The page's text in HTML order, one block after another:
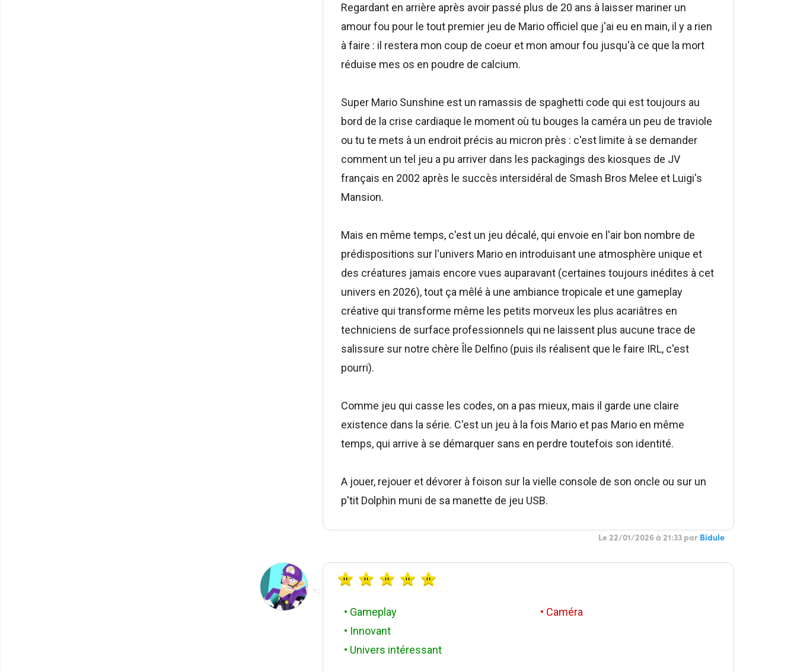
Regardant en arrière après avoir passé plus de 20 ans à laisser mariner un
amour fou pour le tout premier jeu de Mario officiel que j'ai eu en main, il y a rien
à faire : il restera mon coup de coeur et mon amour fou jusqu'à ce que la mort
réduise mes os en poudre de calcium.
Super Mario Sunshine est un ramassis de spaghetti code qui est toujours au
bord de la crise cardiaque le moment où tu bouges la caméra un peu de traviole
ou tu te mets à un endroit précis au micron près : c'est limite à se demander
comment un tel jeu a pu arriver dans les packagings des kiosques de JV
français en 2002 après le succès intersidéral de Smash Bros Melee et Luigi's
Mansion.
Mais en même temps, c'est un jeu décalé, qui envoie en l'air bon nombre de
prédispositions sur l'univers Mario en introduisant une atmosphère unique et
des créatures jamais encore vues auparavant (certaines toujours inédites à cet
univers en 2026), tout ça mêlé à une ambiance tropicale et une gameplay
créative qui transforme même les petits morveux les plus acariâtres en
techniciens de surface professionnels qui ne laissent plus aucune trace de
salissure sur notre chère Île Delfino (puis ils réalisent que le faire IRL, c'est
pourri).
Comme jeu qui casse les codes, on a pas mieux, mais il garde une claire
existence dans la série. C'est un jeu à la fois Mario et pas Mario en même
temps, qui arrive à se démarquer sans en perdre toutefois son identité.
A jouer, rejouer et dévorer à foison sur la vielle console de son oncle ou sur un
p'tit Dolphin muni de sa manette de jeu USB.
Le 22/01/2026 à 21:33 par Bidule
• Gameplay
• Innovant
• Univers intéressant
• Caméra